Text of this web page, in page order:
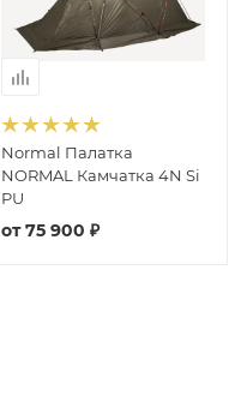
Normal Палатка
NORMAL Камчатка 4N Si
PU
от75 900 ₽